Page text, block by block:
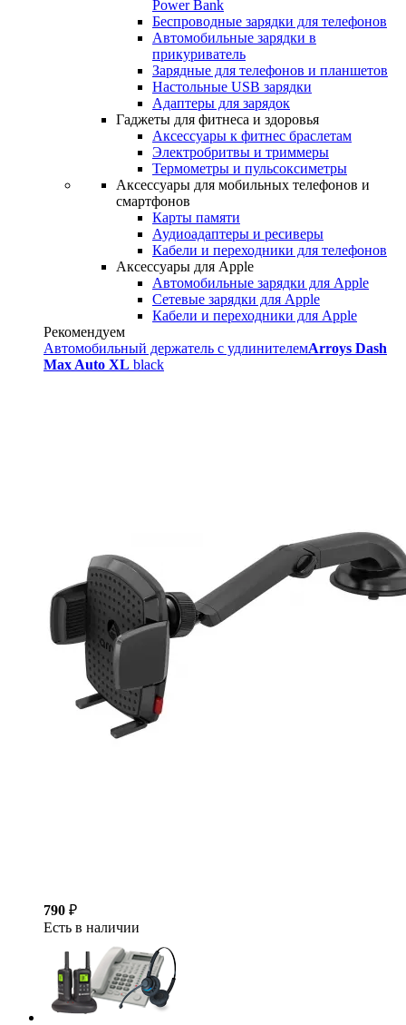
Power Bank
Беспроводные зарядки для телефонов
Автомобильные зарядки в
прикуриватель
Зарядные для телефонов и планшетов
Настольные USB зарядки
Адаптеры для зарядок
Гаджеты для фитнеса и здоровья
Аксессуары к фитнес браслетам
Электробритвы и триммеры
Термометры и пульсоксиметры
Аксессуары для мобильных телефонов и
смартфонов
Карты памяти
Аудиоадаптеры и ресиверы
Кабели и переходники для телефонов
Аксессуары для Apple
Автомобильные зарядки для Apple
Сетевые зарядки для Apple
Кабели и переходники для Apple
Рекомендуем
Автомобильный держатель с удлинителемArroys Dash
Max Auto XL black
790 ₽
Есть в наличии